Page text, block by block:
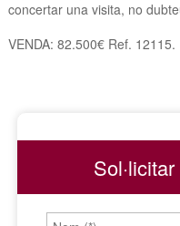
concertar una visita, no
VENDA: 82.500€ Ref. 12115.